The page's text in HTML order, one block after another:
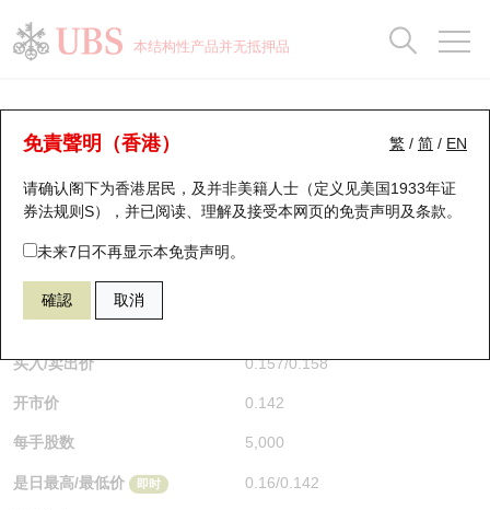
本结构性产品并无抵押品
繁 / 简 / EN
免責聲明（香港）
请确认阁下为香港居民，及并非美籍人士（定义见美国1933年证
券法规则S），并已阅读、理解及接受本网页的免责声明及条款。
未来7日不再显示本免责声明。
確認 取消
认股证分析仪
表现 街货统计 比较
15865 瑞银认购 0358 江西铜业股份
$0.157 0.017
买入/卖出价 0.157/0.158
开市价 0.142
每手股数 5,000
是日最高/最低价 即时 0.16/0.142
瑞银认股证一览
新发行瑞银认股证
即将到期认股证
认股证到期结算价查找
认股证分析仪
认股证速算机
街货统计
比较
牛熊全景快搜
牛熊证搜寻
牛熊证街货分布图
正股牛熊证列表
新发行瑞银牛熊证
已收回牛熊证剩余价值
街货统计
比较
十大升幅/跌幅
十大认股证成交分布
十天股证占大市成交
资金流
街货统计
三十大平均引伸波幅
正股分析仪
二十大活跃股份
恒指成份股
国指成份股
科指成份股
相关资产沽空
持股比重
显示所有持股比重
每月轮证大市专题
轮证专栏
讲座及教育短片
认股证投资者教育
牛熊证投资者教育
认股证牛熊证常问问题